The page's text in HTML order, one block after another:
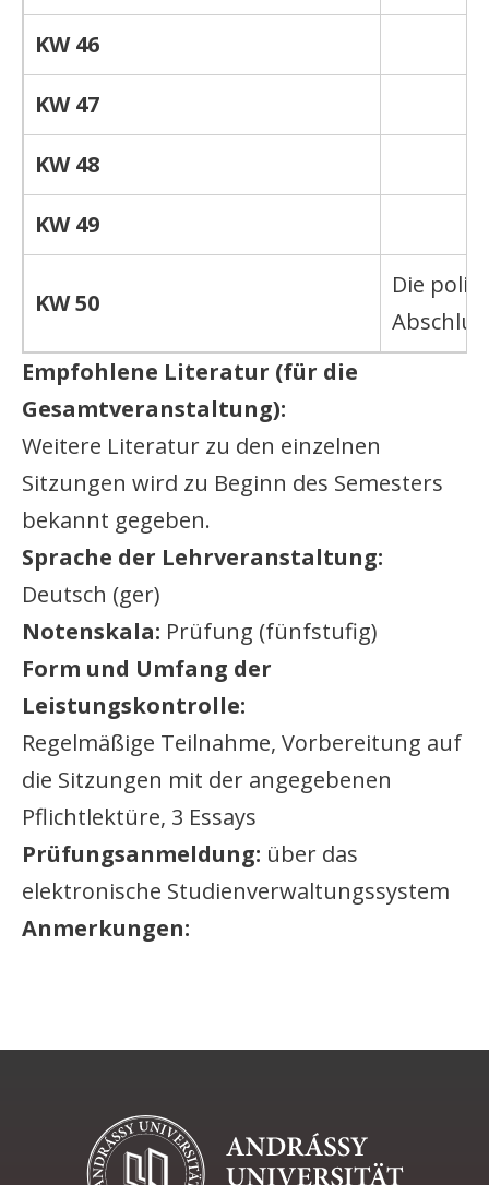
KW 46
KW 47
KW 48
KW 49
KW 50
Die
Empfohlene Literatur (für die
Gesamtveranstaltung):
Weitere Literatur zu den einzelnen
Sitzungen wird zu Beginn des Semesters
bekannt gegeben.
Sprache der Lehrveranstaltung:
Deutsch (ger)
Notenskala: Prüfung (fünfstufig)
Form und Umfang der
Leistungskontrolle:
Regelmäßige Teilnahme, Vorbereitung auf
die Sitzungen mit der angegebenen
Pflichtlektüre, 3 Essays
Prüfungsanmeldung: über das
elektronische Studienverwaltungssystem
Anmerkungen: